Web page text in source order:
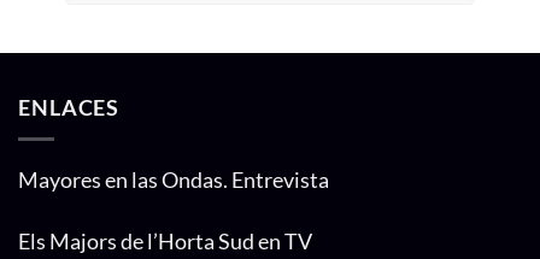
ENLACES
Mayores en las Ondas. Entrevista
Els Majors de l’Horta Sud en TV